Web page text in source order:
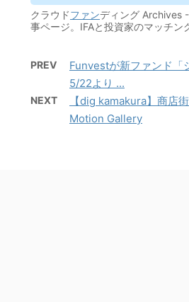
クラウドファンディング Archives
事ページ。IFAと投資家のマッチン
PREV
Funvestが新ファンド「
5/22より ...
NEXT
【dig kamakura】商店
Motion Gallery